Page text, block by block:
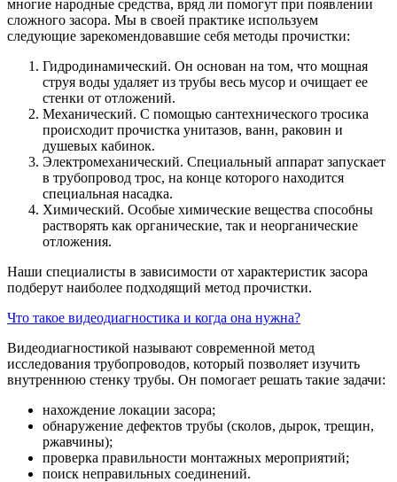
многие народные средства, вряд ли помогут при появлении
сложного засора. Мы в своей практике используем
следующие зарекомендовавшие себя методы прочистки:
Гидродинамический. Он основан на том, что мощная
струя воды удаляет из трубы весь мусор и очищает ее
стенки от отложений.
Механический. С помощью сантехнического тросика
происходит прочистка унитазов, ванн, раковин и
душевых кабинок.
Электромеханический. Специальный аппарат запускает
в трубопровод трос, на конце которого находится
специальная насадка.
Химический. Особые химические вещества способны
растворять как органические, так и неорганические
отложения.
Наши специалисты в зависимости от характеристик засора
подберут наиболее подходящий метод прочистки.
Что такое видеодиагностика и когда она нужна?
Видеодиагностикой называют современной метод
исследования трубопроводов, который позволяет изучить
внутреннюю стенку трубы. Он помогает решать такие задачи:
нахождение локации засора;
обнаружение дефектов трубы (сколов, дырок, трещин,
ржавчины);
проверка правильности монтажных мероприятий;
поиск неправильных соединений.